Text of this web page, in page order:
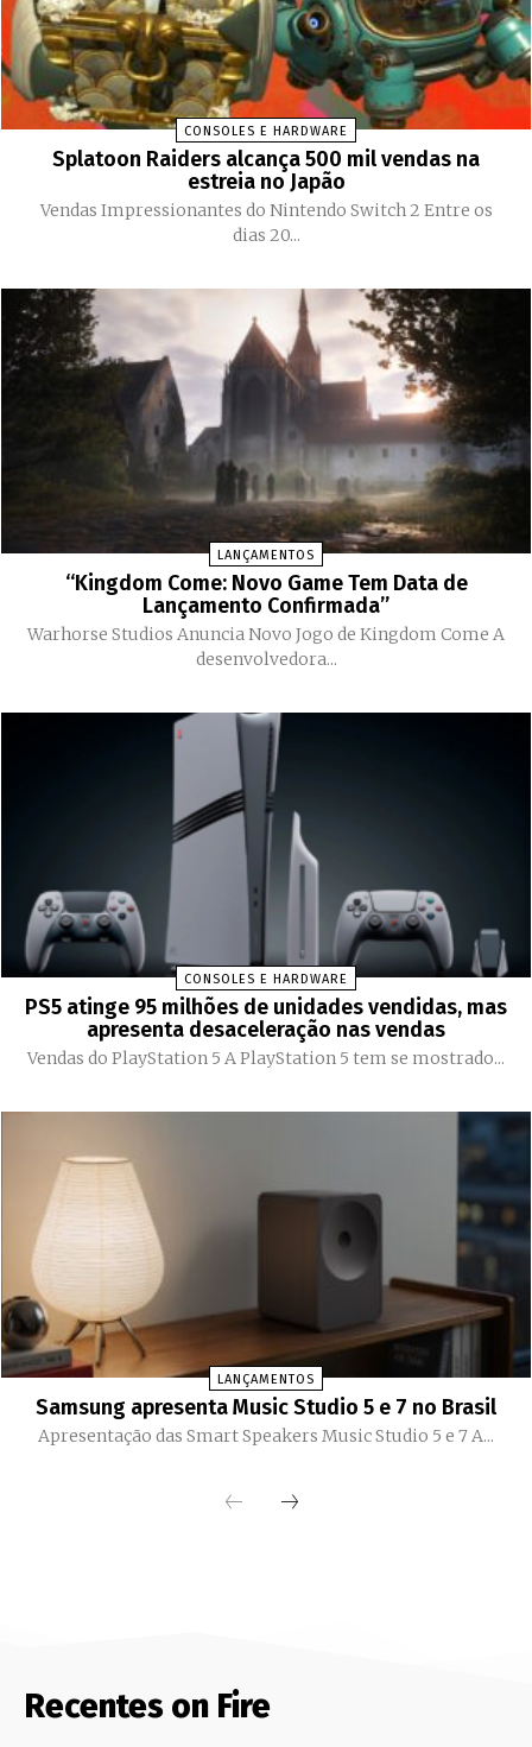
CONSOLES E HARDWARE
Splatoon Raiders alcança 500 mil vendas na
estreia no Japão
Vendas Impressionantes do Nintendo Switch 2 Entre os
dias 20...
LANÇAMENTOS
“Kingdom Come: Novo Game Tem Data de
Lançamento Confirmada”
Warhorse Studios Anuncia Novo Jogo de Kingdom Come A
desenvolvedora...
CONSOLES E HARDWARE
PS5 atinge 95 milhões de unidades vendidas, mas
apresenta desaceleração nas vendas
Vendas do PlayStation 5 A PlayStation 5 tem se mostrado...
LANÇAMENTOS
Samsung apresenta Music Studio 5 e 7 no Brasil
Apresentação das Smart Speakers Music Studio 5 e 7 A...
Recentes on Fire